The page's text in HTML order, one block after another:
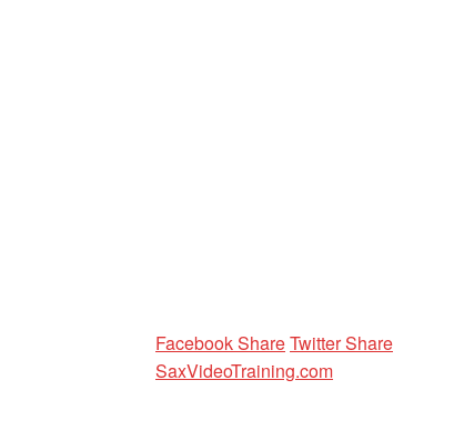
Facebook ShareTwitter Share
SaxVideoTraining.com